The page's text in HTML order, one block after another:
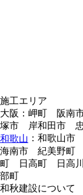
施工エリア
大阪：岬町 阪
塚市 岸和田市
和歌山 ：和歌山
海南市 紀美野町
町 日高町 日高
部町
和秋建設について